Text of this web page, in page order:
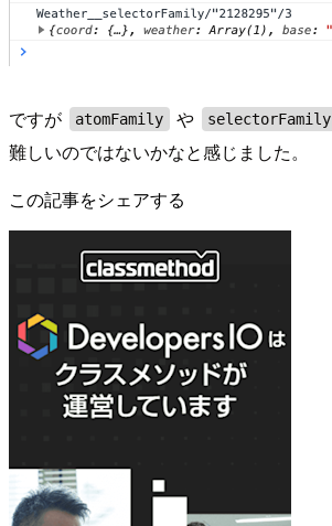
ですが atomFamily や selectorFamily
難しいのではないかなと感じました。
この記事をシェアする